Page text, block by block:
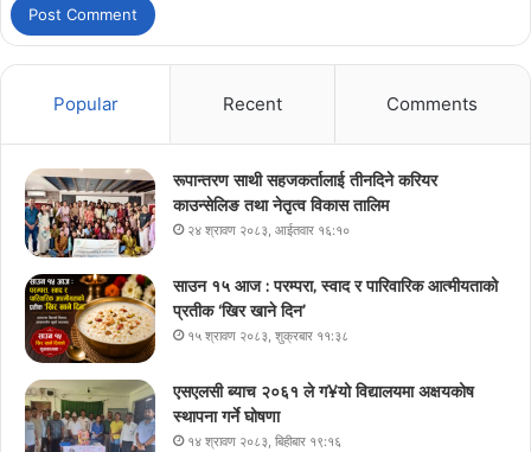
Popular Recent Comments
रूपान्तरण साथी सहजकर्तालाई तीनदिने करियर
काउन्सेलिङ तथा नेतृत्व विकास तालिम
२४ श्रावण २०८३, आईतवार १६:१०
साउन १५ आज : परम्परा, स्वाद र पारिवारिक आत्मीयताको
प्रतीक ‘खिर खाने दिन’
१५ श्रावण २०८३, शुक्रबार ११:३८
एसएलसी ब्याच २०६१ ले ग¥यो विद्यालयमा अक्षयकोष
स्थापना गर्ने घोषणा
१४ श्रावण २०८३, बिहीबार १९:१६